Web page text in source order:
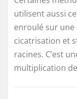
utilisent aussi
enroulé sur une
cicatrisation et
racines. C’est
multiplication